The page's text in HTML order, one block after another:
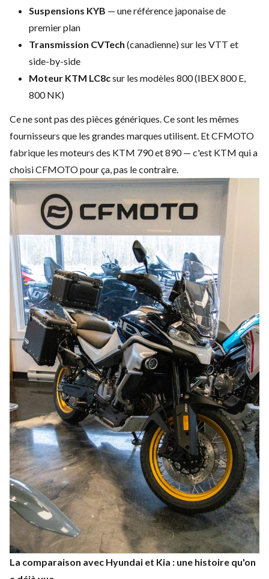
Suspensions KYB — une référence japonaise de
premier plan
Transmission CVTech (canadienne) sur les VTT et
side-by-side
Moteur KTM LC8csur les modèles 800 (IBEX 800 E,
800 NK)
Ce ne sont pas des pièces génériques. Ce sont les mêmes
fournisseurs que les grandes marques utilisent. Et CFMOTO
fabrique les moteurs des KTM 790 et 890 — c'est KTM qui a
choisi CFMOTO pour ça, pas le contraire.
La comparaison avec Hyundai et Kia : une histoire qu'on